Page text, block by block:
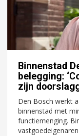
Binnenstad
belegging:
zijn
Den Bosch werkt
binnenstad met
functiemenging.